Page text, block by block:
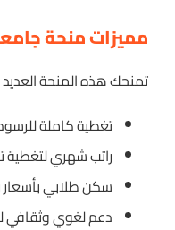
مميزات منحة
تمنحك هذه المنحة
تغطية كاملة
راتب شهري لتغطية
سكن طلابي
دعم لغوي وثقافي